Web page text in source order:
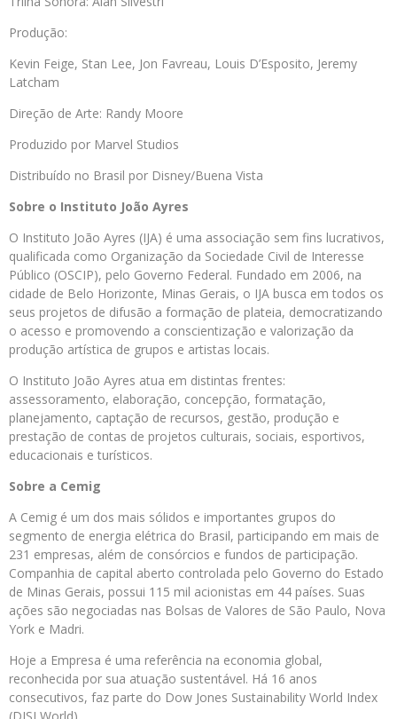
Produção:
Kevin Feige, Stan Lee, Jon Favreau, Louis D’Esposito, Jeremy
Latcham
Direção de Arte: Randy Moore
Produzido por Marvel Studios
Distribuído no Brasil por Disney/Buena Vista
Sobre o Instituto João Ayres
O Instituto João Ayres (IJA) é uma associação sem fins lucrativos,
qualificada como Organização da Sociedade Civil de Interesse
Público (OSCIP), pelo Governo Federal. Fundado em 2006, na
cidade de Belo Horizonte, Minas Gerais, o IJA busca em todos os
seus projetos de difusão a formação de plateia, democratizando
o acesso e promovendo a conscientização e valorização da
produção artística de grupos e artistas locais.
O Instituto João Ayres atua em distintas frentes:
assessoramento, elaboração, concepção, formatação,
planejamento, captação de recursos, gestão, produção e
prestação de contas de projetos culturais, sociais, esportivos,
educacionais e turísticos.
Sobre a Cemig
A Cemig é um dos mais sólidos e importantes grupos do
segmento de energia elétrica do Brasil, participando em mais de
231 empresas, além de consórcios e fundos de participação.
Companhia de capital aberto controlada pelo Governo do Estado
de Minas Gerais, possui 115 mil acionistas em 44 países. Suas
ações são negociadas nas Bolsas de Valores de São Paulo, Nova
York e Madri.
Hoje a Empresa é uma referência na economia global,
reconhecida por sua atuação sustentável. Há 16 anos
consecutivos, faz parte do Dow Jones Sustainability World Index